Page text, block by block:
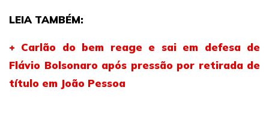
LEIA TAMBÉM:
+ Carlão do bem reage e sai em defesa de
Flávio Bolsonaro após pressão por retirada de
título em João Pessoa